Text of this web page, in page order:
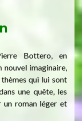
Bottero, en
nouvel imaginaire,
qui lui sont
une quête, les
un roman léger et